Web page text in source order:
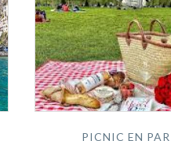
PICNIC EN